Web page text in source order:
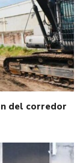
del corredor